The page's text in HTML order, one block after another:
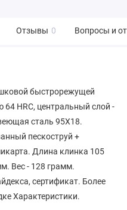
Отзывы 0 Вопросы и
быстрорежущей
64 HRC, центральный слой -
сталь 95Х18.
пескоструй +
Длина клинка 105
Вес - 128 грамм.
сертификат. Более
Характеристики.